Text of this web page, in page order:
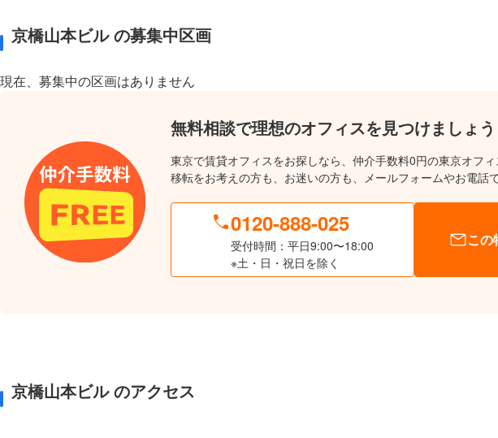
京橋山本ビル の募集中区画
現在、募集中の区画はありません
無料相談で理想のオフィスを見つけましょう
東京で賃貸オフィスをお探しなら、仲介手数料0円の東京オフィ
移転をお考えの方も、お迷いの方も、メールフォームやお電話
0120-888-025
受付時間：平日9:00〜18:00
※土・日・祝日を除く
この
京橋山本ビル のアクセス